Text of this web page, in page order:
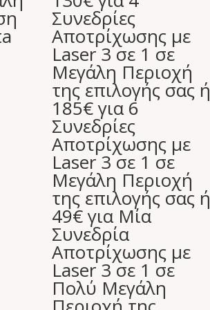
Συνεδρίες
Αποτρίχωσης με
Laser 3 σε 1 σε
Μεγάλη Περιοχή
της επιλογής σας ή
185€ για 6
Συνεδρίες
Αποτρίχωσης με
Laser 3 σε 1 σε
Μεγάλη Περιοχή
της επιλογής σας ή
49€ για Μία
Συνεδρία
Αποτρίχωσης με
Laser 3 σε 1 σε
Πολύ Μεγάλη